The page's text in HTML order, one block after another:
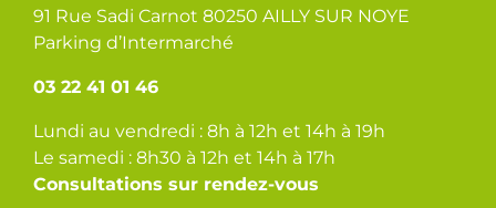
91 Rue Sadi Carnot 80250 AILLY SUR NOYE
Parking d’Intermarché
03 22 41 01 46
Lundi au vendredi : 8h à 12h et 14h à 19h
Le samedi : 8h30 à 12h et 14h à 17h
Consultations sur rendez-vous